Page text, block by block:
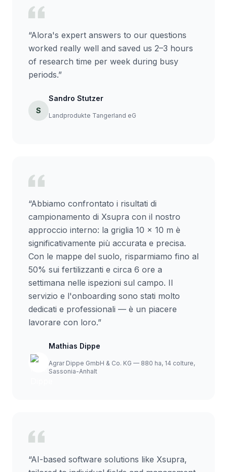
“Alora's expert answers to our questions
worked really well and saved us 2–3 hours
of research time per week during busy
periods.”
S
Sandro Stutzer
Landprodukte Tangerland eG
“Abbiamo confrontato i risultati di
campionamento di Xsupra con il nostro
approccio interno: la griglia 10 x 10 m è
significativamente più accurata e precisa.
Con le mappe del suolo, risparmiamo fino al
50% sui fertilizzanti e circa 6 ore a
settimana nelle ispezioni sul campo. Il
servizio e l'onboarding sono stati molto
dedicati e professionali — è un piacere
lavorare con loro.”
Mathias Dippe
Agrar Dippe GmbH & Co. KG — 880 ha, 14 colture,
Sassonia-Anhalt
“AI-based software solutions like Xsupra,